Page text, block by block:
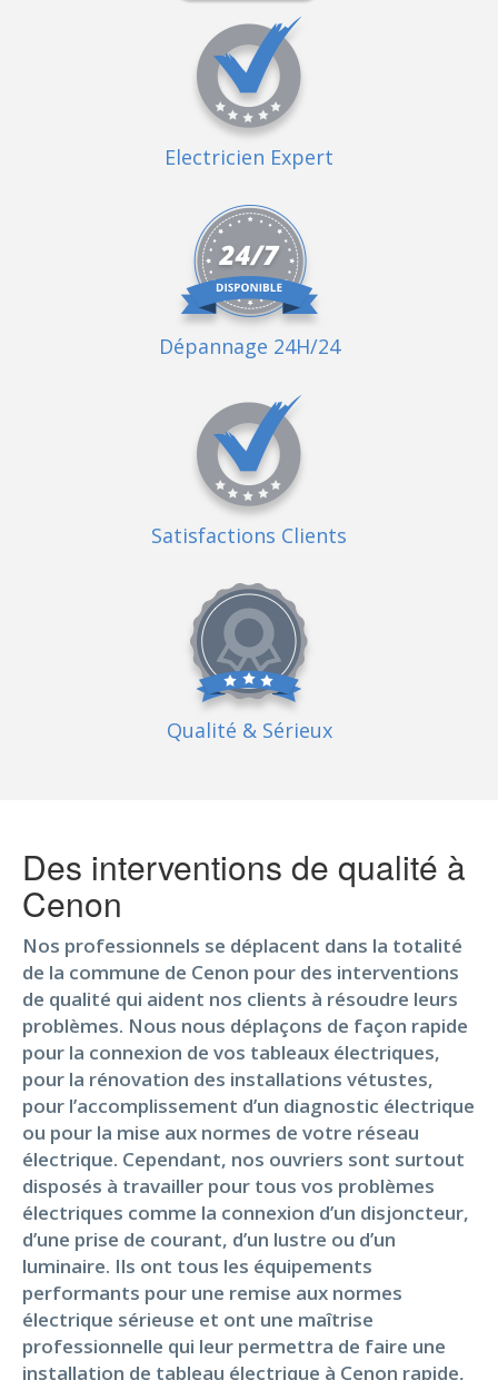
Electricien Expert
Dépannage 24H/24
Satisfactions Clients
Qualité & Sérieux
Des interventions de qualité à
Cenon
Nos professionnels se déplacent dans la totalité
de la commune de Cenon pour des interventions
de qualité qui aident nos clients à résoudre leurs
problèmes. Nous nous déplaçons de façon rapide
pour la connexion de vos tableaux électriques,
pour la rénovation des installations vétustes,
pour l’accomplissement d’un diagnostic électrique
ou pour la mise aux normes de votre réseau
électrique. Cependant, nos ouvriers sont surtout
disposés à travailler pour tous vos problèmes
électriques comme la connexion d’un disjoncteur,
d’une prise de courant, d’un lustre ou d’un
luminaire. Ils ont tous les équipements
performants pour une remise aux normes
électrique sérieuse et ont une maîtrise
professionnelle qui leur permettra de faire une
installation de tableau électrique à Cenon rapide,